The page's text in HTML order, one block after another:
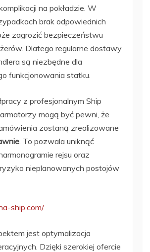
na pokładzie. W
brak odpowiednich
zagrozić bezpieczeństwu
Dlatego regularne dostawy
są niezbędne dla
funkcjonowania statku.
z profesjonalnym Ship
mogą być pewni, że
zostaną zrealizowane
. To pozwala uniknąć
rejsu oraz
nieplanowanych postojów
ship.com/
jest optymalizacja
Dzięki szerokiej ofercie